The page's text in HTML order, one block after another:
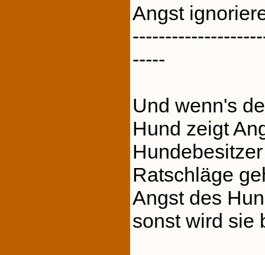
Angst
-----
Und wenn's
Hund zeigt
Ratschläge
Angst des
sonst wird sie